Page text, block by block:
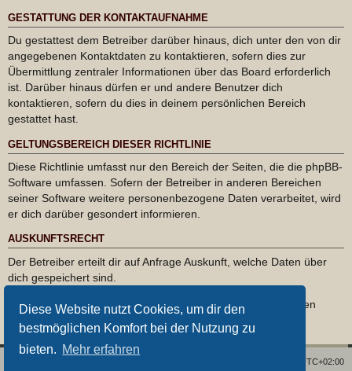
Diese Website nutzt Cookies, um dir den
bestmöglichen Komfort bei der Nutzung zu
bieten. Mehr erfahren
GESTATTUNG DER KONTAKTAUFNAHME
Du gestattest dem Betreiber darüber hinaus, dich unter den von dir
angegebenen Kontaktdaten zu kontaktieren, sofern dies zur
Übermittlung zentraler Informationen über das Board erforderlich
ist. Darüber hinaus dürfen er und andere Benutzer dich
kontaktieren, sofern du dies in deinem persönlichen Bereich
gestattet hast.
GELTUNGSBEREICH DIESER RICHTLINIE
Diese Richtlinie umfasst nur den Bereich der Seiten, die die phpBB-
Software umfassen. Sofern der Betreiber in anderen Bereichen
seiner Software weitere personenbezogene Daten verarbeitet, wird
er dich darüber gesondert informieren.
AUSKUNFTSRECHT
Der Betreiber erteilt dir auf Anfrage Auskunft, welche Daten über
dich gespeichert sind.
Du kannst jederzeit die Löschung bzw. Sperrung deiner Daten
UTC+02:00